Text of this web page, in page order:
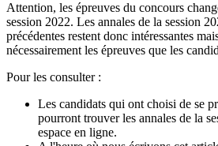
Attention, les épreuves du concours
session 2022. Les annales de la session
précédentes restent donc intéressantes
nécessairement les épreuves que les
Pour les consulter :
Les candidats qui ont choisi de se
pourront trouver les annales de la
espace en ligne.